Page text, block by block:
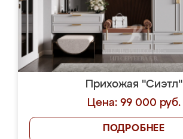
Прихожая "Сиэтл"
Цена: 99 000 руб.
ПОДРОБНЕЕ